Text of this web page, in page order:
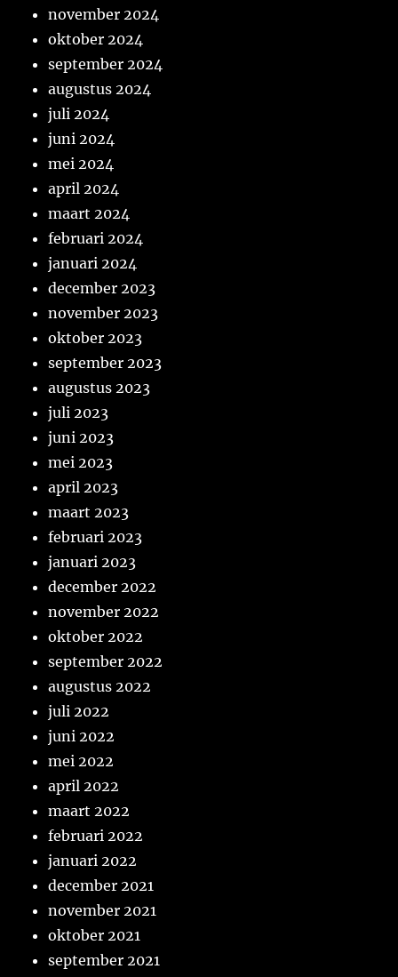
november 2024
oktober 2024
september 2024
augustus 2024
juli 2024
juni 2024
mei 2024
april 2024
maart 2024
februari 2024
januari 2024
december 2023
november 2023
oktober 2023
september 2023
augustus 2023
juli 2023
juni 2023
mei 2023
april 2023
maart 2023
februari 2023
januari 2023
december 2022
november 2022
oktober 2022
september 2022
augustus 2022
juli 2022
juni 2022
mei 2022
april 2022
maart 2022
februari 2022
januari 2022
december 2021
november 2021
oktober 2021
september 2021